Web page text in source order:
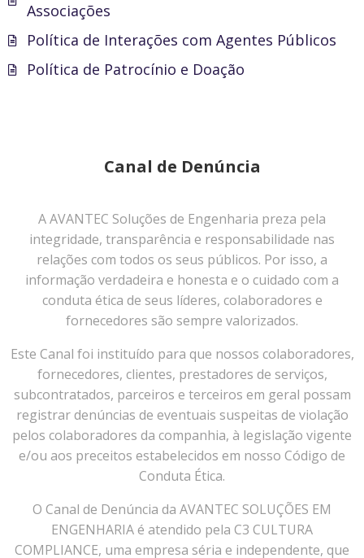
Associações
Política de Interações com Agentes Públicos
Política de Patrocínio e Doação
Canal de Denúncia
A AVANTEC Soluções de Engenharia preza pela
integridade, transparência e responsabilidade nas
relações com todos os seus públicos. Por isso, a
informação verdadeira e honesta e o cuidado com a
conduta ética de seus líderes, colaboradores e
fornecedores são sempre valorizados.
Este Canal foi instituído para que nossos colaboradores,
fornecedores, clientes, prestadores de serviços,
subcontratados, parceiros e terceiros em geral possam
registrar denúncias de eventuais suspeitas de violação
pelos colaboradores da companhia, à legislação vigente
e/ou aos preceitos estabelecidos em nosso Código de
Conduta Ética.
O Canal de Denúncia da AVANTEC SOLUÇÕES EM
ENGENHARIA é atendido pela C3 CULTURA
COMPLIANCE, uma empresa séria e independente, que